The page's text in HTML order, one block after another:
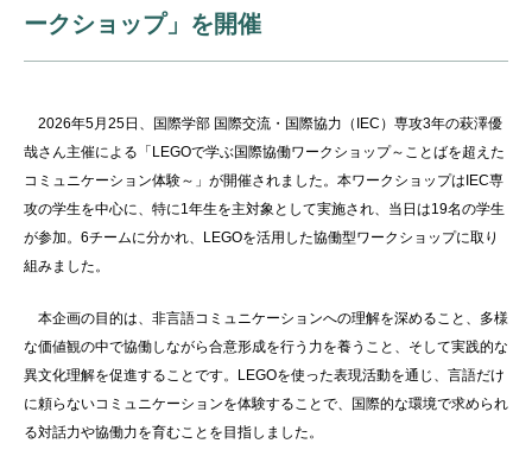
ークショップ」を開催
2026年5月25日、国際学部 国際交流・国際協力（IEC）専攻3年の萩澤優
哉さん主催による「LEGOで学ぶ国際協働ワークショップ～ことばを超えた
コミュニケーション体験～」が開催されました。本ワークショップはIEC専
攻の学生を中心に、特に1年生を主対象として実施され、当日は19名の学生
が参加。6チームに分かれ、LEGOを活用した協働型ワークショップに取り
組みました。
本企画の目的は、非言語コミュニケーションへの理解を深めること、多様
な価値観の中で協働しながら合意形成を行う力を養うこと、そして実践的な
異文化理解を促進することです。LEGOを使った表現活動を通じ、言語だけ
に頼らないコミュニケーションを体験することで、国際的な環境で求められ
る対話力や協働力を育むことを目指しました。